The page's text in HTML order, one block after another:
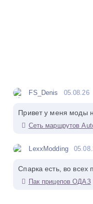
FS_Denis 05.08.26
Привет у меня моды
Сеть маршрутов
LexxModding
Спарка есть, во всех
Пак прицепов ОДАЗ